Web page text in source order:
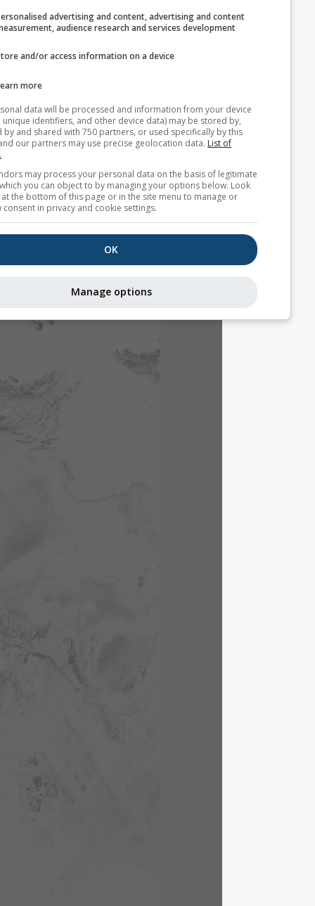
Personalised advertising and content, advertising and
measurement, audience research and services
Store and/or access information on a device
Your personal data will be processed and information from
(cookies, unique identifiers, and other device data) may be
accessed by and shared with 750 partners, or used specifically
site. We and our partners may use precise geolocation data.
Some vendors may process your personal data on the basis of
interest, which you can object to by managing your options
for a link at the bottom of this page or in the site menu to
withdraw consent in privacy and cookie settings.